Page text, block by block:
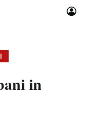
in